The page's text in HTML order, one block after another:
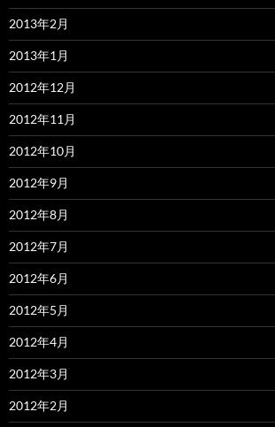
2013年2月
2013年1月
2012年12月
2012年11月
2012年10月
2012年9月
2012年8月
2012年7月
2012年6月
2012年5月
2012年4月
2012年3月
2012年2月